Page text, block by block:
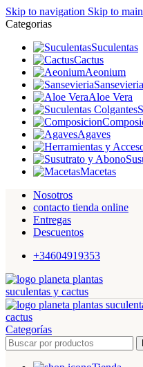
Skip to navigation Skip to
Categorias
Suculentas
Cactus
Aeonium
Sansevieria
Aloe Vera
Agaves
Macetas
Nosotros
contacto tienda online
Entregas
Descuentos
+34604919353
Categorías